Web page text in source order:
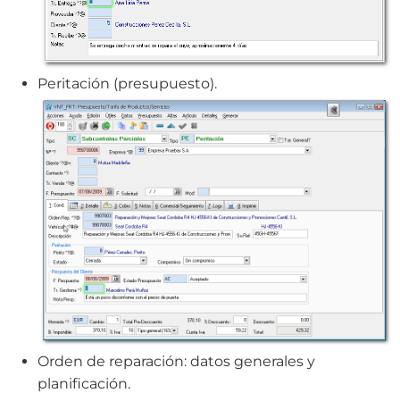
Peritación (presupuesto).
Orden de reparación: datos generales y
planificación.